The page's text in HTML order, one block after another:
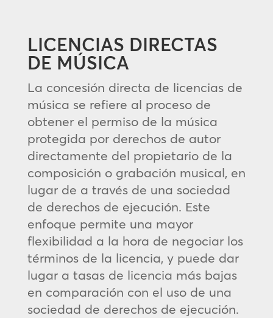
LICENCIAS DIRECTAS
DE MÚSICA
La concesión directa de licencias de
música se refiere al proceso de
obtener el permiso de la música
protegida por derechos de autor
directamente del propietario de la
composición o grabación musical, en
lugar de a través de una sociedad
de derechos de ejecución. Este
enfoque permite una mayor
flexibilidad a la hora de negociar los
términos de la licencia, y puede dar
lugar a tasas de licencia más bajas
en comparación con el uso de una
sociedad de derechos de ejecución.